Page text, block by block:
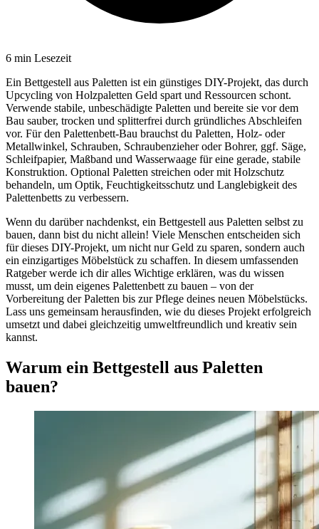
6 min Lesezeit
Ein Bettgestell aus Paletten ist ein günstiges DIY-Projekt, das durch
Upcycling von Holzpaletten Geld spart und Ressourcen schont.
Verwende stabile, unbeschädigte Paletten und bereite sie vor dem
Bau sauber, trocken und splitterfrei durch gründliches Abschleifen
vor. Für den Palettenbett-Bau brauchst du Paletten, Holz- oder
Metallwinkel, Schrauben, Schraubenzieher oder Bohrer, ggf. Säge,
Schleifpapier, Maßband und Wasserwaage für eine gerade, stabile
Konstruktion. Optional Paletten streichen oder mit Holzschutz
behandeln, um Optik, Feuchtigkeitsschutz und Langlebigkeit des
Palettenbetts zu verbessern.
Wenn du darüber nachdenkst, ein Bettgestell aus Paletten selbst zu
bauen, dann bist du nicht allein! Viele Menschen entscheiden sich
für dieses DIY-Projekt, um nicht nur Geld zu sparen, sondern auch
ein einzigartiges Möbelstück zu schaffen. In diesem umfassenden
Ratgeber werde ich dir alles Wichtige erklären, was du wissen
musst, um dein eigenes Palettenbett zu bauen – von der
Vorbereitung der Paletten bis zur Pflege deines neuen Möbelstücks.
Lass uns gemeinsam herausfinden, wie du dieses Projekt erfolgreich
umsetzt und dabei gleichzeitig umweltfreundlich und kreativ sein
kannst.
Warum ein Bettgestell aus Paletten
bauen?